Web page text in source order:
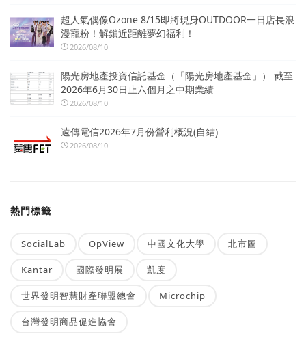
超人氣偶像Ozone 8/15即將現身OUTDOOR一日店長浪
漫寵粉！解鎖近距離夢幻福利！
2026/08/10
陽光房地產投資信託基金（「陽光房地產基金」） 截至
2026年6月30日止六個月之中期業績
2026/08/10
遠傳電信2026年7月份營利概況(自結)
2026/08/10
熱門標籤
SocialLab OpView 中國文化大學 北市圖
Kantar 國際發明展 凱度
世界發明智慧財產聯盟總會 Microchip
台灣發明商品促進協會